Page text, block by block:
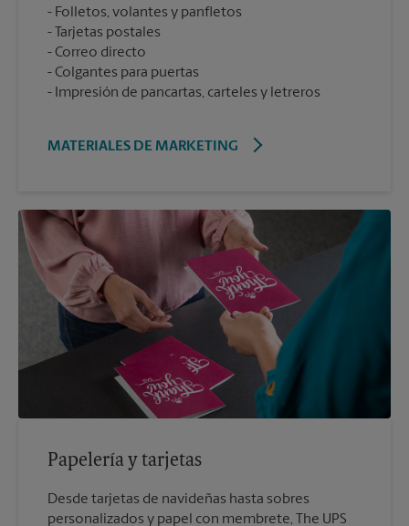
Folletos, volantes y panfletos
Tarjetas postales
Correo directo
Colgantes para puertas
Impresión de pancartas, carteles y letreros
MATERIALES DE MARKETING
Papelería y tarjetas
Desde tarjetas de navideñas hasta sobres
personalizados y papel con membrete, The UPS